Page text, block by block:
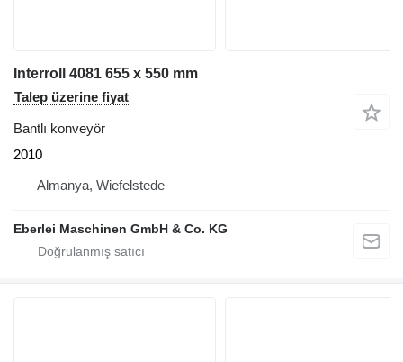
Interroll 4081 655 x 550 mm
Talep üzerine fiyat
Bantlı konveyör
2010
Almanya, Wiefelstede
Eberlei Maschinen GmbH & Co. KG